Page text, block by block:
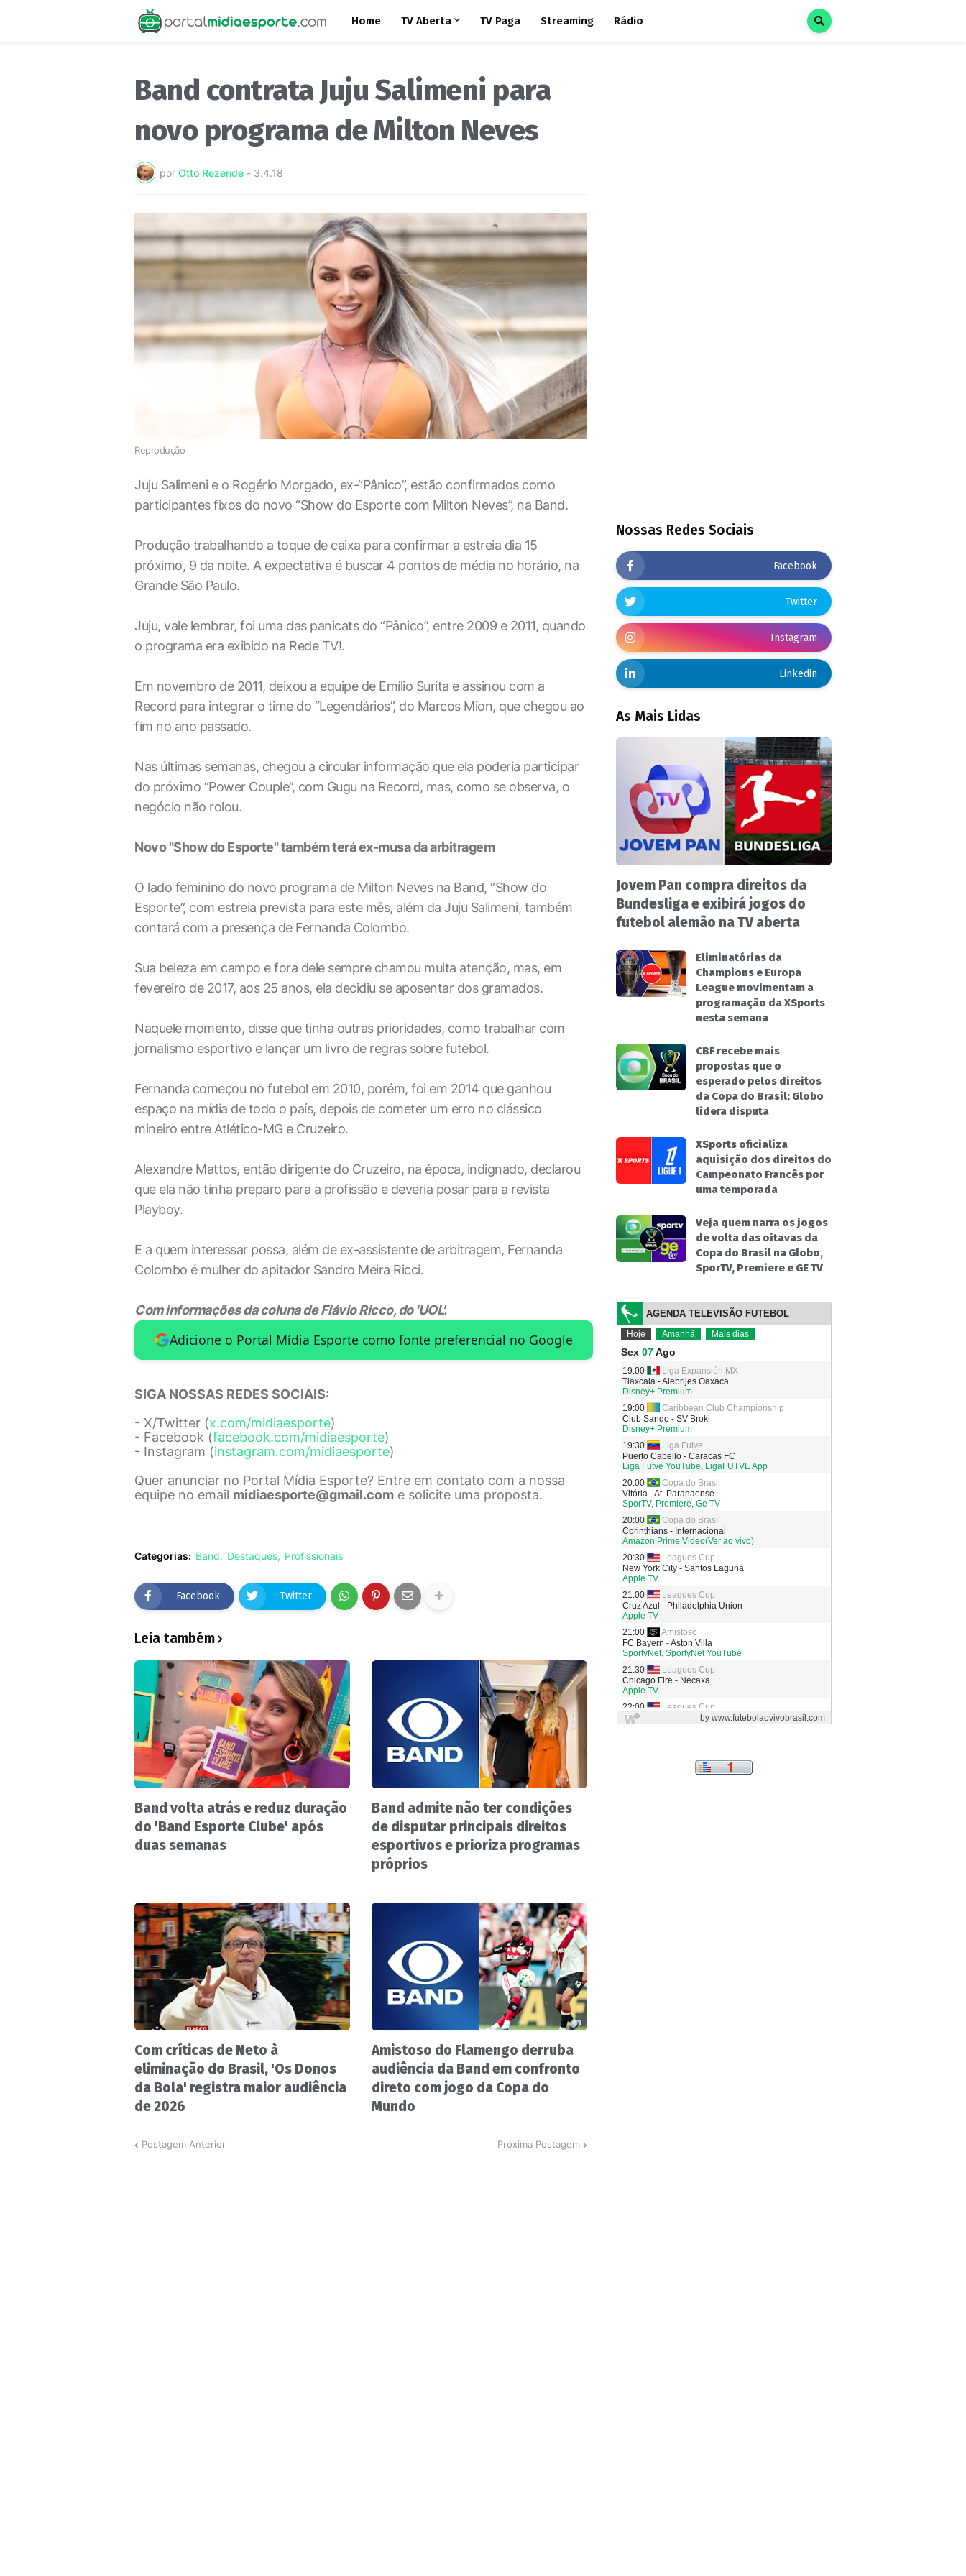
Home TV Aberta TV Paga Streaming Rádio
Band contrata Juju Salimeni para
novo programa de Milton Neves
por Otto Rezende - 3.4.18
Reprodução
Juju Salimeni e o Rogério Morgado, ex-“Pânico”, estão confirmados como
participantes fixos do novo “Show do Esporte com Milton Neves”, na Band.
Produção trabalhando a toque de caixa para confirmar a estreia dia 15
próximo, 9 da noite. A expectativa é buscar 4 pontos de média no horário, na
Grande São Paulo.
Juju, vale lembrar, foi uma das panicats do “Pânico”, entre 2009 e 2011, quando
o programa era exibido na Rede TV!.
Em novembro de 2011, deixou a equipe de Emílio Surita e assinou com a
Record para integrar o time do “Legendários”, do Marcos Mion, que chegou ao
fim no ano passado.
Nas últimas semanas, chegou a circular informação que ela poderia participar
do próximo “Power Couple”, com Gugu na Record, mas, como se observa, o
negócio não rolou.
Novo "Show do Esporte" também terá ex-musa da arbitragem
O lado feminino do novo programa de Milton Neves na Band, “Show do
Esporte”, com estreia prevista para este mês, além da Juju Salimeni, também
contará com a presença de Fernanda Colombo.
Sua beleza em campo e fora dele sempre chamou muita atenção, mas, em
fevereiro de 2017, aos 25 anos, ela decidiu se aposentar dos gramados.
Naquele momento, disse que tinha outras prioridades, como trabalhar com
jornalismo esportivo e lançar um livro de regras sobre futebol.
Fernanda começou no futebol em 2010, porém, foi em 2014 que ganhou
espaço na mídia de todo o país, depois de cometer um erro no clássico
mineiro entre Atlético-MG e Cruzeiro.
Alexandre Mattos, então dirigente do Cruzeiro, na época, indignado, declarou
que ela não tinha preparo para a profissão e deveria posar para a revista
Playboy.
E a quem interessar possa, além de ex-assistente de arbitragem, Fernanda
Colombo é mulher do apitador Sandro Meira Ricci.
Com informações da coluna de Flávio Ricco, do 'UOL'.
Adicione o Portal Mídia Esporte como fonte preferencial no Google
SIGA NOSSAS REDES SOCIAIS:
- X/Twitter (x.com/midiaesporte)
- Facebook (facebook.com/midiaesporte)
- Instagram (instagram.com/midiaesporte)
Quer anunciar no Portal Mídia Esporte? Entre em contato com a nossa
equipe no email midiaesporte@gmail.com e solicite uma proposta.
Categorias: Band Destaques Profissionais
Facebook Twitter
Leia também
Band volta atrás e reduz duração
do 'Band Esporte Clube' após
duas semanas
Band admite não ter condições
de disputar principais direitos
esportivos e prioriza programas
próprios
Com críticas de Neto à
eliminação do Brasil, 'Os Donos
da Bola' registra maior audiência
de 2026
Amistoso do Flamengo derruba
audiência da Band em confronto
direto com jogo da Copa do
Mundo
Postagem Anterior Próxima Postagem
Nossas Redes Sociais
Facebook
Twitter
Instagram
Linkedin
As Mais Lidas
Jovem Pan compra direitos da
Bundesliga e exibirá jogos do
futebol alemão na TV aberta
Eliminatórias da
Champions e Europa
League movimentam a
programação da XSports
nesta semana
CBF recebe mais
propostas que o
esperado pelos direitos
da Copa do Brasil; Globo
lidera disputa
XSports oficializa
aquisição dos direitos do
Campeonato Francês por
uma temporada
Veja quem narra os jogos
de volta das oitavas da
Copa do Brasil na Globo,
SporTV, Premiere e GE TV